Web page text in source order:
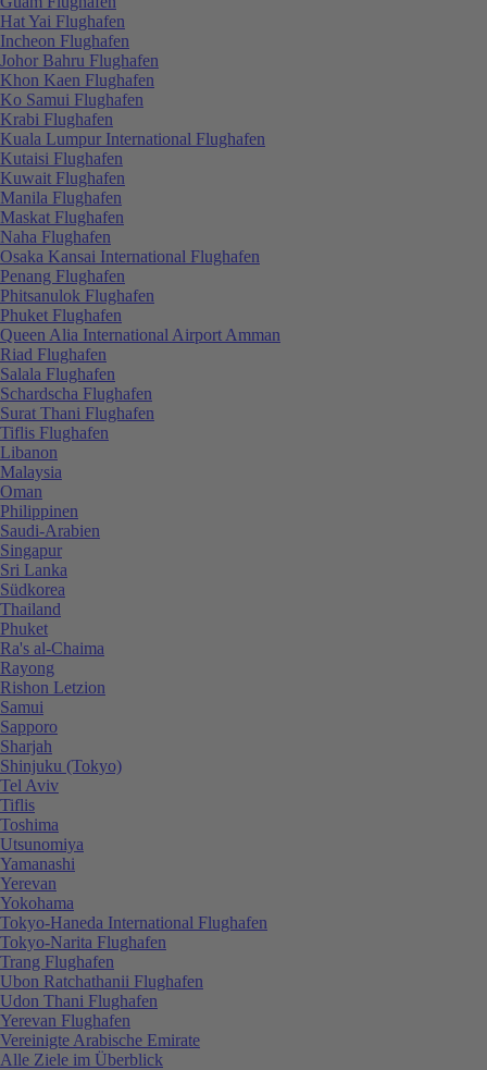
Hat Yai Flughafen
Incheon Flughafen
Johor Bahru Flughafen
Khon Kaen Flughafen
Ko Samui Flughafen
Krabi Flughafen
Kuala Lumpur International Flughafen
Kutaisi Flughafen
Kuwait Flughafen
Manila Flughafen
Maskat Flughafen
Naha Flughafen
Osaka Kansai International Flughafen
Penang Flughafen
Phitsanulok Flughafen
Phuket Flughafen
Queen Alia International Airport Amman
Riad Flughafen
Salala Flughafen
Schardscha Flughafen
Surat Thani Flughafen
Tiflis Flughafen
Libanon
Malaysia
Oman
Philippinen
Saudi-Arabien
Singapur
Sri Lanka
Südkorea
Thailand
Phuket
Ra's al-Chaima
Rayong
Rishon Letzion
Samui
Sapporo
Sharjah
Shinjuku (Tokyo)
Tel Aviv
Tiflis
Toshima
Utsunomiya
Yamanashi
Yerevan
Yokohama
Tokyo-Haneda International Flughafen
Tokyo-Narita Flughafen
Trang Flughafen
Ubon Ratchathanii Flughafen
Udon Thani Flughafen
Yerevan Flughafen
Vereinigte Arabische Emirate
Alle Ziele im Überblick